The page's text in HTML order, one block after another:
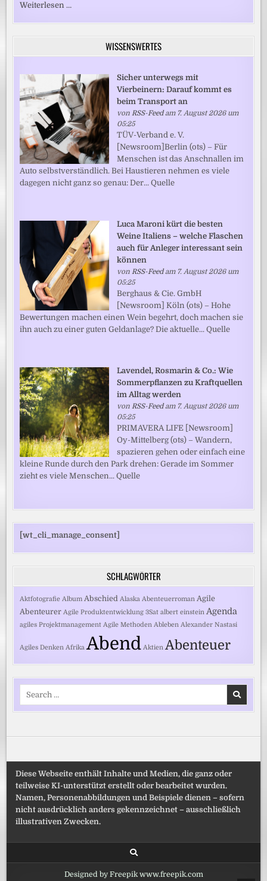
Weiterlesen …
WISSENSWERTES
Sicher unterwegs mit
Vierbeinern: Darauf kommt es
beim Transport an
vonRSS-Feedam 7. August 2026 um
05:25
TÜV-Verband e. V.
[Newsroom]Berlin (ots) – Für
Menschen ist das Anschnallen im
Auto selbstverständlich. Bei Haustieren nehmen es viele
dagegen nicht ganz so genau: Der... Quelle
Luca Maroni kürt die besten
Weine Italiens – welche Flaschen
auch für Anleger interessant sein
können
vonRSS-Feedam 7. August 2026 um
05:25
Berghaus & Cie. GmbH
[Newsroom] Köln (ots) – Hohe
Bewertungen machen einen Wein begehrt, doch machen sie
ihn auch zu einer guten Geldanlage? Die aktuelle... Quelle
Lavendel, Rosmarin & Co.: Wie
Sommerpflanzen zu Kraftquellen
im Alltag werden
vonRSS-Feedam 7. August 2026 um
05:25
PRIMAVERA LIFE [Newsroom]
Oy-Mittelberg (ots) – Wandern,
spazieren gehen oder einfach eine
kleine Runde durch den Park drehen: Gerade im Sommer
zieht es viele Menschen... Quelle
[wt_cli_manage_consent]
SCHLAGWÖRTER
Aktfotografie Album Abschied Alaska Abenteuerroman Agile
Abenteurer Agile Produktentwicklung 3Sat albert einstein Agenda
agiles Projektmanagement Agile Methoden Ableben Alexander Nastasi
Agiles Denken Afrika Abend Aktien Abenteuer
Diese Webseite enthält Inhalte und Medien, die ganz oder
teilweise KI-unterstützt erstellt oder bearbeitet wurden.
Namen, Personenabbildungen und Beispiele dienen – sofern
nicht ausdrücklich anders gekennzeichnet – ausschließlich
illustrativen Zwecken.
Designed by Freepik www.freepik.com